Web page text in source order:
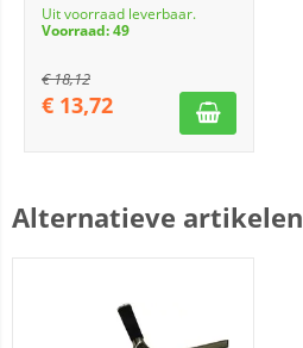
Uit voorraad leverbaar.
Voorraad: 49
€18,12
€ 13,72
Alternatieve artikelen